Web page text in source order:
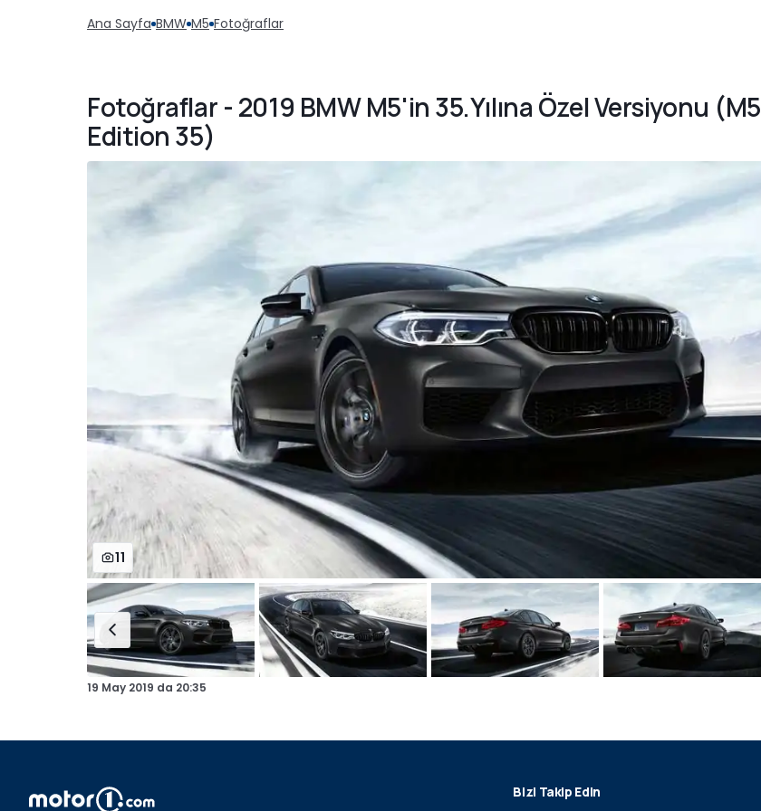
Ana Sayfa BMW M5 Fotoğraflar
Fotoğraflar - 2019 BMW M5'in 35.Yılına Özel Versiyonu (M5
Edition 35)
11
19 May 2019 da 20:35
Bizi Takip Edin